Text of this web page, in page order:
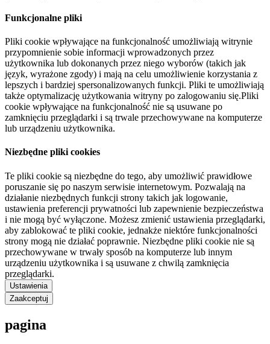
Funkcjonalne pliki
Pliki cookie wpływające na funkcjonalność umożliwiają witrynie
przypomnienie sobie informacji wprowadzonych przez
użytkownika lub dokonanych przez niego wyborów (takich jak
język, wyrażone zgody) i mają na celu umożliwienie korzystania z
lepszych i bardziej spersonalizowanych funkcji. Pliki te umożliwiają
także optymalizację użytkowania witryny po zalogowaniu się.Pliki
cookie wpływające na funkcjonalność nie są usuwane po
zamknięciu przeglądarki i są trwale przechowywane na komputerze
lub urządzeniu użytkownika.
Niezbędne pliki cookies
Te pliki cookie są niezbędne do tego, aby umożliwić prawidłowe
poruszanie się po naszym serwisie internetowym. Pozwalają na
działanie niezbędnych funkcji strony takich jak logowanie,
ustawienia preferencji prywatności lub zapewnienie bezpieczeństwa
i nie mogą być wyłączone. Możesz zmienić ustawienia przeglądarki,
aby zablokować te pliki cookie, jednakże niektóre funkcjonalności
strony mogą nie działać poprawnie. Niezbędne pliki cookie nie są
przechowywane w trwały sposób na komputerze lub innym
urządzeniu użytkownika i są usuwane z chwilą zamknięcia
przeglądarki.
Ustawienia
Zaakceptuj
pagina